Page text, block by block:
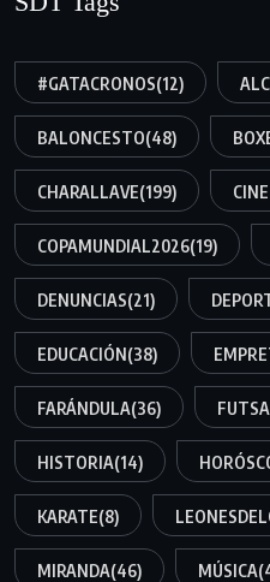
#GATACRONOS(12)
BALONCESTO(48)
CHARALLAVE(199) CINE
COPAMUNDIAL2026(19)
DENUNCIAS(21)
EDUCACIÓN(38)
FARÁNDULA(36)
HISTORIA(14)
KARATE(8)
MIRANDA(46) MÚSICA